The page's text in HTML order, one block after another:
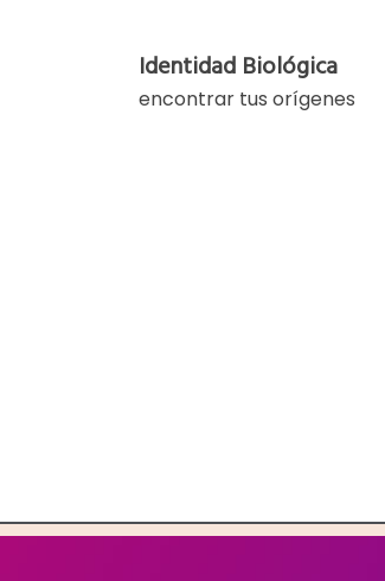
Identidad Biológica
encontrar tus orígenes